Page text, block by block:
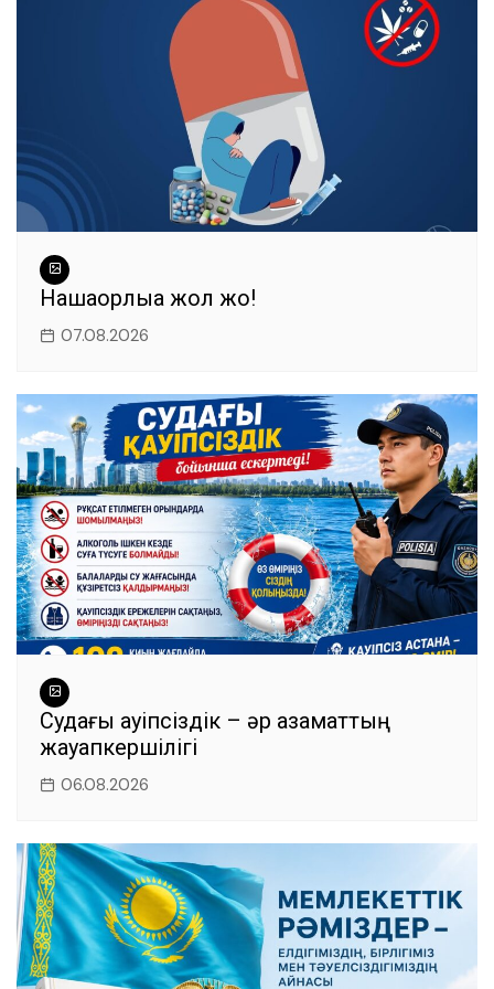
Нашақорлыққа жол жоқ!
07.08.2026
Судағы қауіпсіздік – әр азаматтың
жауапкершілігі
06.08.2026